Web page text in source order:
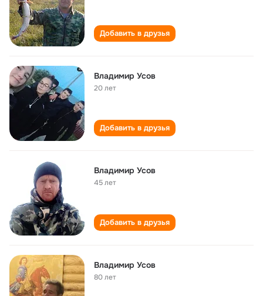
Добавить в друзья
Владимир Усов
20 лет
Добавить в друзья
Владимир Усов
45 лет
Добавить в друзья
Владимир Усов
80 лет